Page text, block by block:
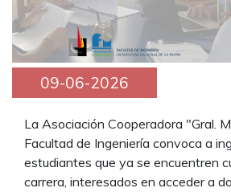
09-06-2026
La Asociación Cooperadora "Gral.
Facultad de Ingeniería convoca a
estudiantes que ya se encuentren
carrera, interesados en acceder a